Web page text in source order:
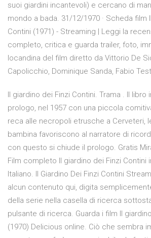
suoi giardini incantevoli) e cercano di
mondo a bada. 31/12/1970 · Scheda film
Contini (1971) - Streaming | Leggi la
completo, critica e guarda trailer, foto,
locandina del film diretto da Vittorio De
Capolicchio, Dominique Sanda, Fabio
Il giardino dei Finzi Contini. Trama . Il libro
prologo, nel 1957 con una piccola
reca alle necropoli etrusche a Cerveteri,
bambina favoriscono al narratore di
con questo si chiude il prologo. Gratis
Film completo Il giardino dei Finzi Contini
Italiano. Il Giardino Dei Finzi Contini
alcun contenuto qui, digita
della serie nella casella di ricerca
pulsante di ricerca. Guarda i film Il
(1970) Delicious online. Ciò che sembra